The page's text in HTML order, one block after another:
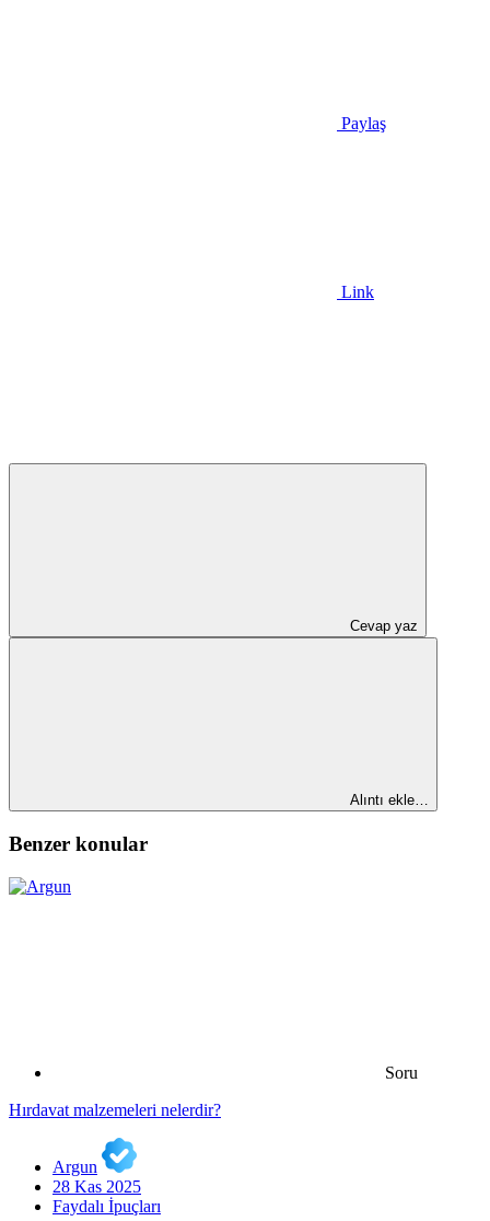
Paylaş
Link
Cevap yaz
Alıntı ekle…
Benzer konular
Soru
Hırdavat malzemeleri nelerdir?
Argun
28 Kas 2025
Faydalı İpuçları